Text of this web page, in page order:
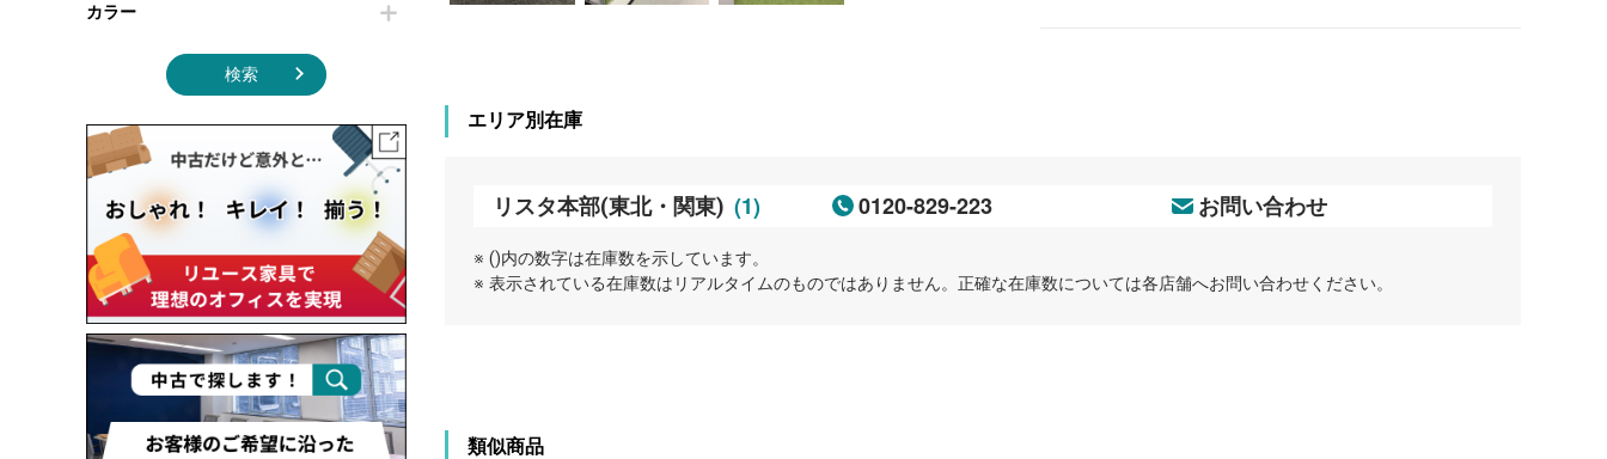
カラー
検索
エリア別在庫
リスタ本部(東北・関東) (1) 0120-829-223 お問い合わせ
※ ()内の数字は在庫数を示しています。
※ 表示されている在庫数はリアルタイムのものではありません。正確な在庫数については各店舗へお問い合わせください。
類似商品